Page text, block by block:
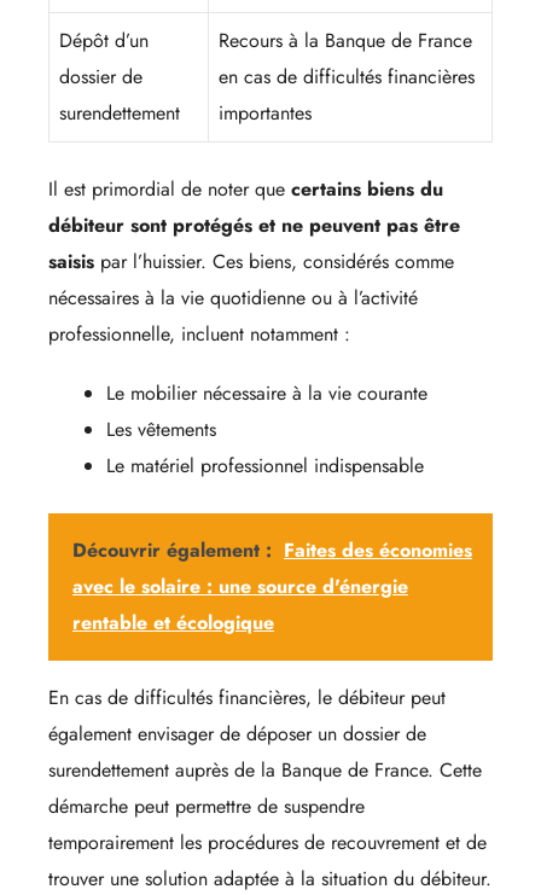
Dépôt d’un
dossier de
surendettement
Recours à la Banque de France
en cas de difficultés financières
importantes
Il est primordial de noter que certains biens du
débiteur sont protégés et ne peuvent pas être
saisis par l’huissier. Ces biens, considérés comme
nécessaires à la vie quotidienne ou à l’activité
professionnelle, incluent notamment :
Le mobilier nécessaire à la vie courante
Les vêtements
Le matériel professionnel indispensable
Découvrir également : Faites des économies
avec le solaire : une source d'énergie
rentable et écologique
En cas de difficultés financières, le débiteur peut
également envisager de déposer un dossier de
surendettement auprès de la Banque de France. Cette
démarche peut permettre de suspendre
temporairement les procédures de recouvrement et de
trouver une solution adaptée à la situation du débiteur.